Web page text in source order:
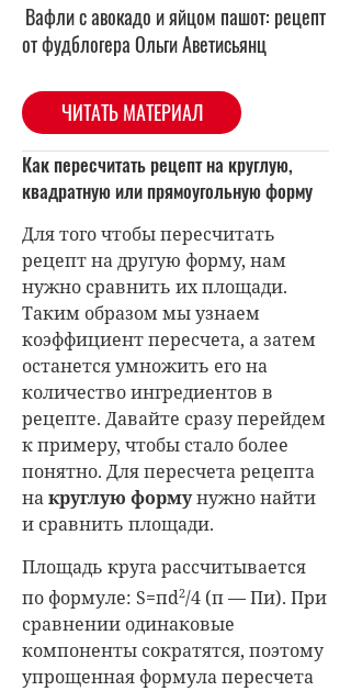
Вафли с авокадо и яйцом пашот: рецепт
от фудблогера Ольги Аветисьянц
ЧИТАТЬ МАТЕРИАЛ
Как пересчитать рецепт на круглую,
квадратную или прямоугольную форму
Для того чтобы пересчитать
рецепт на другую форму, нам
нужно сравнить их площади.
Таким образом мы узнаем
коэффициент пересчета, а затем
останется умножить его на
количество ингредиентов в
рецепте. Давайте сразу перейдем
к примеру, чтобы стало более
понятно. Для пересчета рецепта
накруглую формунужно найти
и сравнить площади.
Площадь круга рассчитывается
по формуле: S=пd2/4 (п — Пи). При
сравнении одинаковые
компоненты сократятся, поэтому
упрощенная формула пересчета